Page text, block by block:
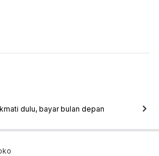
dulu, bayar bulan depan